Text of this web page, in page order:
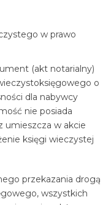
w prawo
(akt notarialny)
o
dla nabywcy
nie posiada
umieszcza w akcie
księgi wieczystej
przekazania drogą
wszystkich